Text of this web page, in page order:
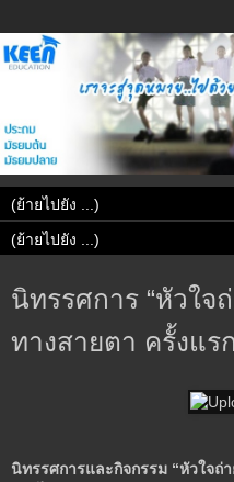
นิทรรศการ “หัวใจ
ทางสายตา ครั้งแร
นิทรรศการและกิจกรรม “หัวใจถ่